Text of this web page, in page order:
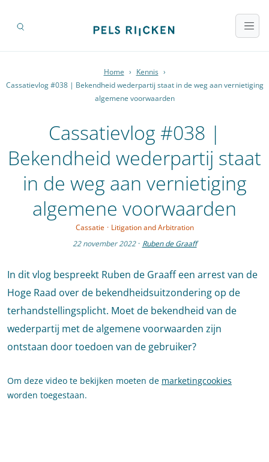
Home › Kennis ›
Cassatievlog #038 | Bekendheid wederpartij staat in de weg aan vernietiging
algemene voorwaarden
Cassatievlog #038 |
Bekendheid wederpartij staat
in de weg aan vernietiging
algemene voorwaarden
Cassatie · Litigation and Arbitration
22 november 2022 · Ruben de Graaff
In dit vlog bespreekt Ruben de Graaff een arrest van de
Hoge Raad over de bekendheidsuitzondering op de
terhandstellingsplicht. Moet de bekendheid van de
wederpartij met de algemene voorwaarden zijn
ontstaan door toedoen van de gebruiker?
Om deze video te bekijken moeten de marketingcookies
worden toegestaan.